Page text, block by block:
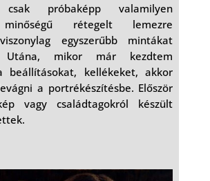
csak próbaképp valamilyen
rétegelt lemezre
egyszerűbb mintákat
Utána, mikor már kezdtem
beállításokat, kellékeket, akkor
a portrékészítésbe. Először
vagy családtagokról készült